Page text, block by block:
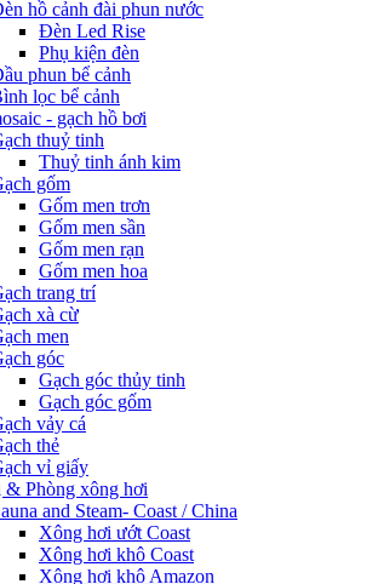
hồ cảnh đài phun nước
Đèn Led Rise
Phụ kiện đèn
phun bể cảnh
lọc bể cảnh
- gạch hồ bơi
thuỷ tinh
Thuỷ tinh ánh kim
gốm
Gốm men trơn
Gốm men sần
Gốm men rạn
Gốm men hoa
trang trí
xà cừ
men
góc
Gạch góc thủy tinh
Gạch góc gốm
vảy cá
thẻ
vỉ giấy
& Phòng xông hơi
and Steam- Coast / China
Xông hơi ướt Coast
Xông hơi khô Coast
Xông hơi khô Amazon